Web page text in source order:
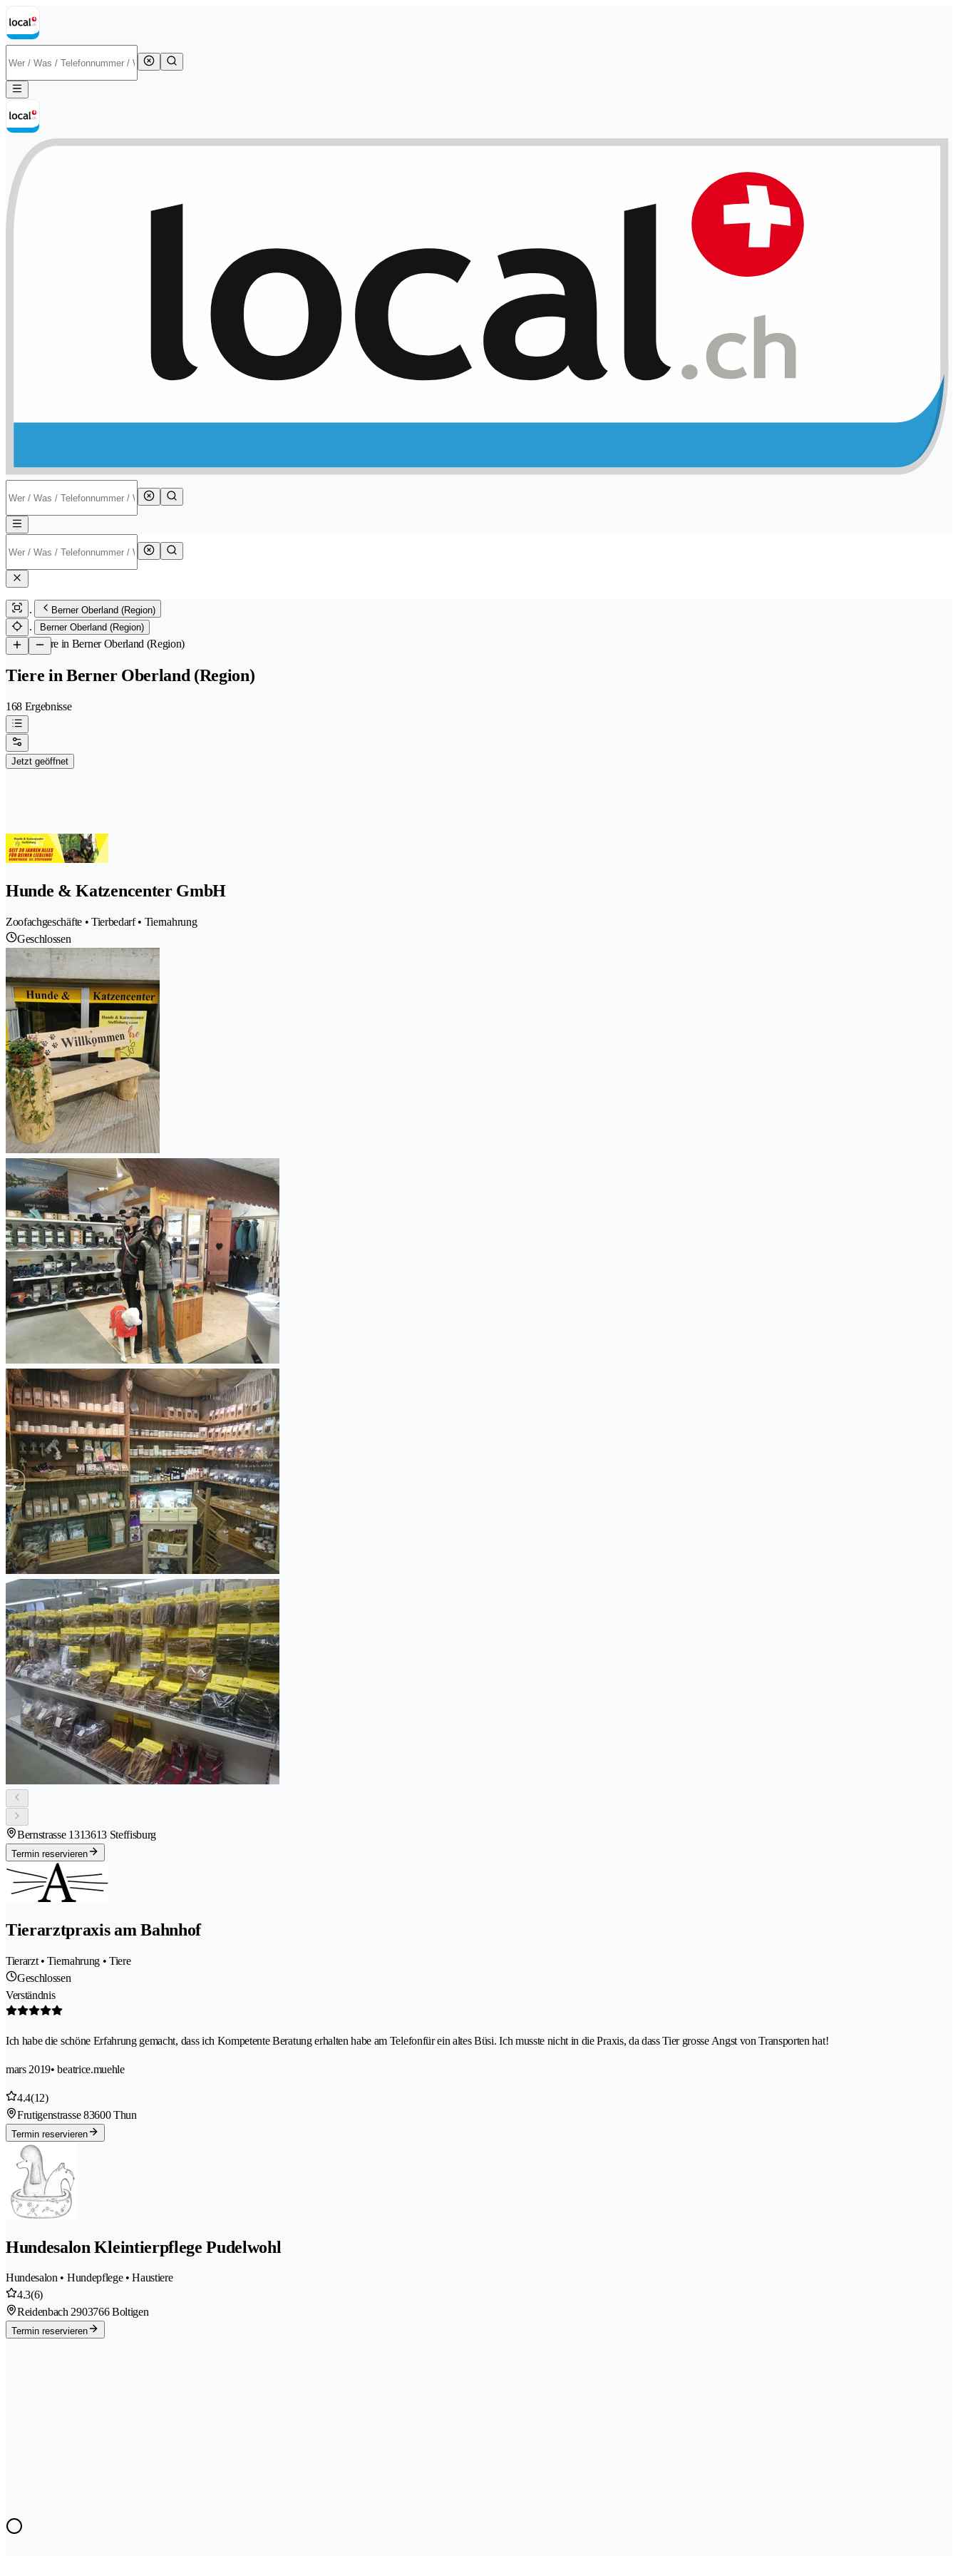
Berner Oberland (Region)
Berner Oberland (Region)
/Tiere in Berner Oberland (Region)
Tiere in Berner Oberland (Region)
168 Ergebnisse
Jetzt geöffnet
Hunde & Katzencenter GmbH
Zoofachgeschäfte • Tierbedarf • Tiernahrung
Geschlossen
Bernstrasse 1313613 Steffisburg
Termin reservieren
Tierarztpraxis am Bahnhof
Tierarzt • Tiernahrung • Tiere
Geschlossen
Verständnis
Ich habe die schöne Erfahrung gemacht, dass ich Kompetente Beratung erhalten habe am Telefonfür ein altes Büsi. Ich musste nicht in die Praxis, da dass Tier grosse Angst von Transporten hat!
mars 2019• beatrice.muehle
4.4(12)
Frutigenstrasse 83600 Thun
Termin reservieren
Hundesalon Kleintierpflege Pudelwohl
Hundesalon • Hundepflege • Haustiere
4.3(6)
Reidenbach 2903766 Boltigen
Termin reservieren